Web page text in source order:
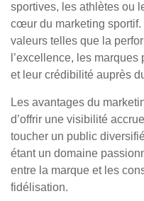
sportives, les athlètes ou
cœur du marketing
valeurs telles que la
l’excellence, les
et leur crédibilité auprès
Les avantages du
d’offrir une visibilité
toucher un public
étant un domaine
entre la marque et les
fidélisation.